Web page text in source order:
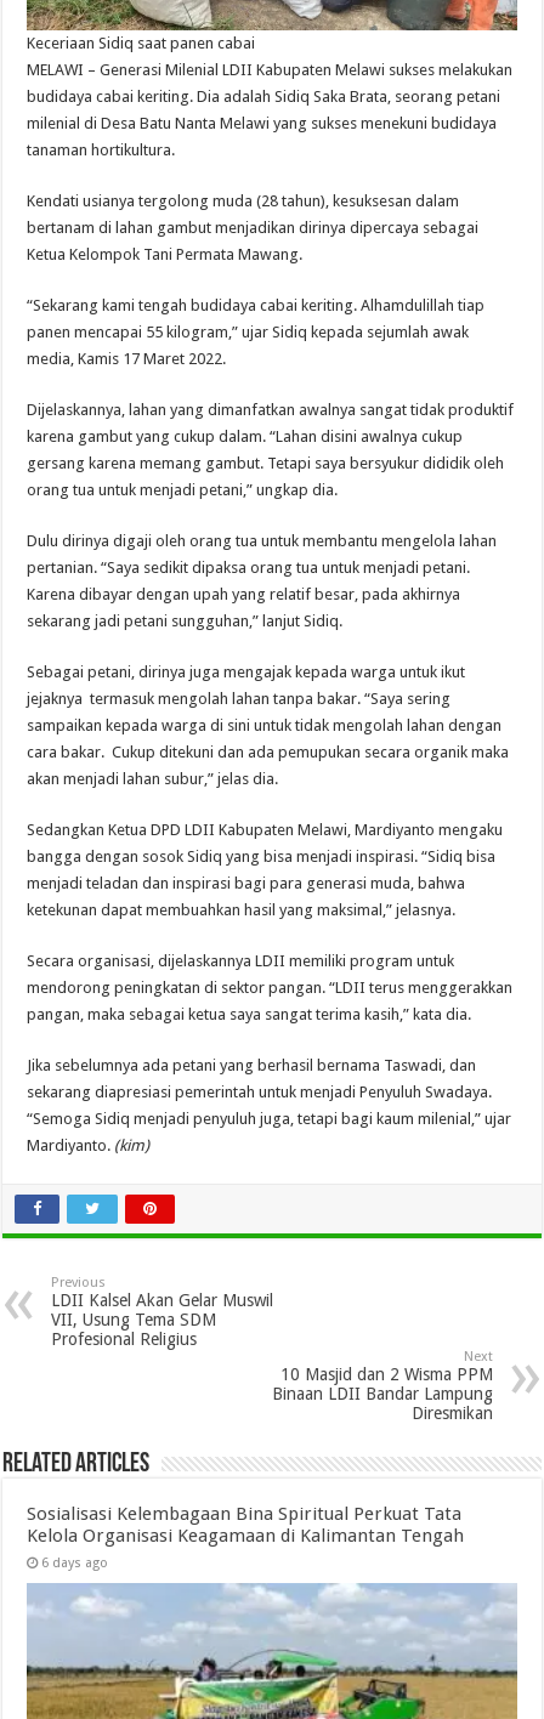
Keceriaan Sidiq saat panen cabai
MELAWI – Generasi Milenial LDII Kabupaten Melawi sukses melakukan
budidaya cabai keriting. Dia adalah Sidiq Saka Brata, seorang petani
milenial di Desa Batu Nanta Melawi yang sukses menekuni budidaya
tanaman hortikultura.
Kendati usianya tergolong muda (28 tahun), kesuksesan dalam
bertanam di lahan gambut menjadikan dirinya dipercaya sebagai
Ketua Kelompok Tani Permata Mawang.
“Sekarang kami tengah budidaya cabai keriting. Alhamdulillah tiap
panen mencapai 55 kilogram,” ujar Sidiq kepada sejumlah awak
media, Kamis 17 Maret 2022.
Dijelaskannya, lahan yang dimanfatkan awalnya sangat tidak produktif
karena gambut yang cukup dalam. “Lahan disini awalnya cukup
gersang karena memang gambut. Tetapi saya bersyukur dididik oleh
orang tua untuk menjadi petani,” ungkap dia.
Dulu dirinya digaji oleh orang tua untuk membantu mengelola lahan
pertanian. “Saya sedikit dipaksa orang tua untuk menjadi petani.
Karena dibayar dengan upah yang relatif besar, pada akhirnya
sekarang jadi petani sungguhan,” lanjut Sidiq.
Sebagai petani, dirinya juga mengajak kepada warga untuk ikut
jejaknya termasuk mengolah lahan tanpa bakar. “Saya sering
sampaikan kepada warga di sini untuk tidak mengolah lahan dengan
cara bakar. Cukup ditekuni dan ada pemupukan secara organik maka
akan menjadi lahan subur,” jelas dia.
Sedangkan Ketua DPD LDII Kabupaten Melawi, Mardiyanto mengaku
bangga dengan sosok Sidiq yang bisa menjadi inspirasi. “Sidiq bisa
menjadi teladan dan inspirasi bagi para generasi muda, bahwa
ketekunan dapat membuahkan hasil yang maksimal,” jelasnya.
Secara organisasi, dijelaskannya LDII memiliki program untuk
mendorong peningkatan di sektor pangan. “LDII terus menggerakkan
pangan, maka sebagai ketua saya sangat terima kasih,” kata dia.
Jika sebelumnya ada petani yang berhasil bernama Taswadi, dan
sekarang diapresiasi pemerintah untuk menjadi Penyuluh Swadaya.
“Semoga Sidiq menjadi penyuluh juga, tetapi bagi kaum milenial,” ujar
Mardiyanto. (kim)
Previous
LDII Kalsel Akan Gelar Muswil
VII, Usung Tema SDM
Profesional Religius
Next
10 Masjid dan 2 Wisma PPM
Binaan LDII Bandar Lampung
Diresmikan
Related Articles
Sosialisasi Kelembagaan Bina Spiritual Perkuat Tata
Kelola Organisasi Keagamaan di Kalimantan Tengah
6 days ago